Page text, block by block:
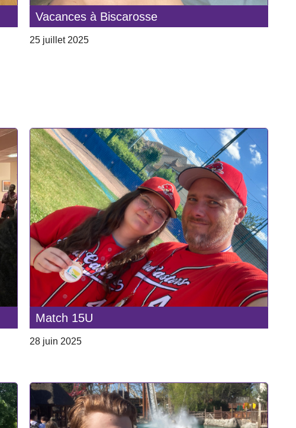
Vacances à Biscarosse
25 juillet 2025
Match 15U
28 juin 2025